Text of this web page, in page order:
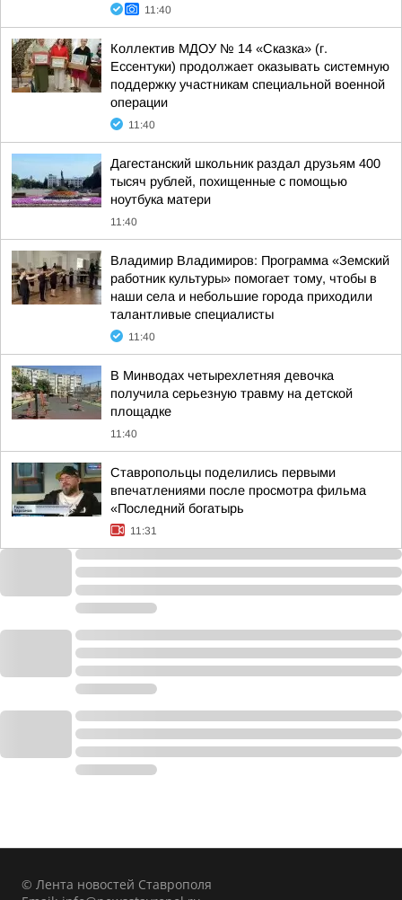
11:40
Коллектив МДОУ № 14 «Сказка» (г.
Ессентуки) продолжает оказывать системную
поддержку участникам специальной военной
операции
11:40
Дагестанский школьник раздал друзьям 400
тысяч рублей, похищенные с помощью
ноутбука матери
11:40
Владимир Владимиров: Программа «Земский
работник культуры» помогает тому, чтобы в
наши села и небольшие города приходили
талантливые специалисты
11:40
В Минводах четырехлетняя девочка
получила серьезную травму на детской
площадке
11:40
Ставропольцы поделились первыми
впечатлениями после просмотра фильма
«Последний богатырь
11:31
© Лента новостей Ставрополя